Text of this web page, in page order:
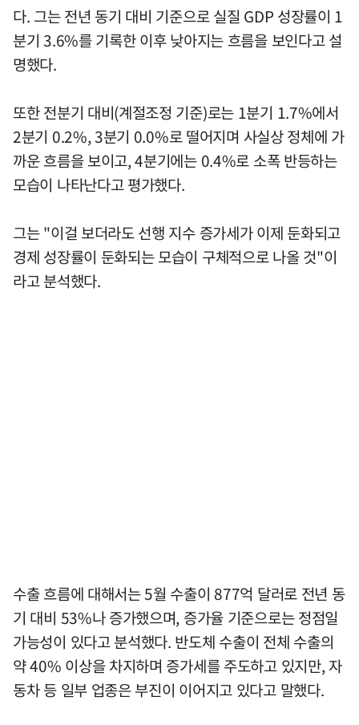
다. 그는 전년 동기 대비 기준으로 실질 GDP 성장률이 1
분기 3.6%를 기록한 이후 낮아지는 흐름을 보인다고 설
명했다.
또한 전분기 대비(계절조정 기준)로는 1분기 1.7%에서
2분기 0.2%, 3분기 0.0%로 떨어지며 사실상 정체에 가
까운 흐름을 보이고, 4분기에는 0.4%로 소폭 반등하는
모습이 나타난다고 평가했다.
그는 "이걸 보더라도 선행 지수 증가세가 이제 둔화되고
경제 성장률이 둔화되는 모습이 구체적으로 나올 것"이
라고 분석했다.
수출 흐름에 대해서는 5월 수출이 877억 달러로 전년 동
기 대비 53%나 증가했으며, 증가율 기준으로는 정점일
가능성이 있다고 분석했다. 반도체 수출이 전체 수출의
약 40% 이상을 차지하며 증가세를 주도하고 있지만, 자
동차 등 일부 업종은 부진이 이어지고 있다고 말했다.